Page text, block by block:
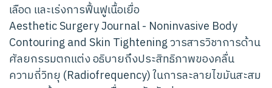
เลือด และเร่งการฟื้นฟูเนื้อเยื่อ
Aesthetic Surgery Journal - Noninvasive Body
Contouring and Skin Tightening วารสารวิชาการด้าน
ศัลยกรรมตกแต่ง อธิบายถึงประสิทธิภาพของคลื่น
ความถี่วิทยุ (Radiofrequency) ในการละลายไขมันสะสม